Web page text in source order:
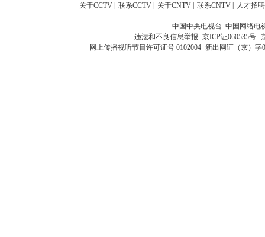
关于CCTV 联系CCTV 关于CNTV 联系CNTV 人才招聘
中国中央电视台 中国网络电
违法和不良信息举报 京ICP证060535号
网上传播视听节目许可证号 0102004 新出网证（京）